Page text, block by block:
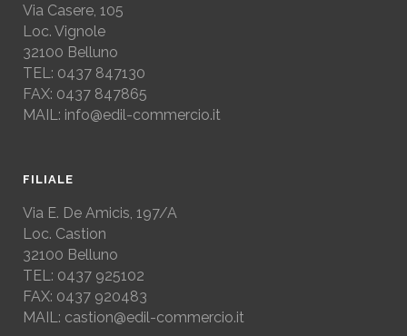
Via Casere, 105
Loc. Vignole
32100 Belluno
TEL: 0437 847130
FAX: 0437 847865
MAIL: info@edil-commercio.it
FILIALE
Via E. De Amicis, 197/A
Loc. Castion
32100 Belluno
TEL: 0437 925102
FAX: 0437 920483
MAIL: castion@edil-commercio.it